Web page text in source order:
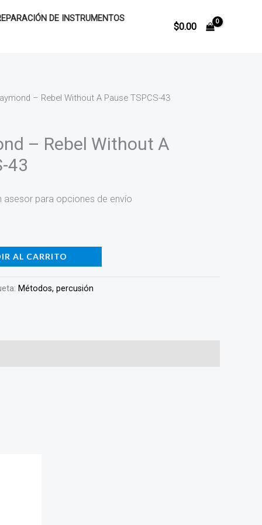
DE INSTRUMENTOS
$0.00
– Rebel Without A Pause TSPCS-43
– Rebel Without A
43
asesor para opciones de envío
AL CARRITO
Métodos, percusión